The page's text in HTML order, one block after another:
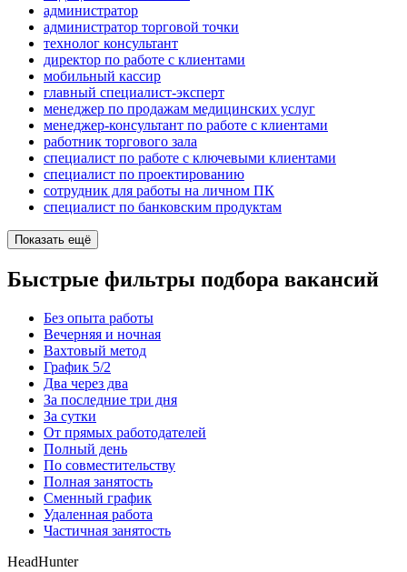
администратор
администратор торговой точки
технолог консультант
директор по работе с клиентами
мобильный кассир
главный специалист-эксперт
менеджер по продажам медицинских услуг
менеджер-консультант по работе с клиентами
работник торгового зала
специалист по работе с ключевыми клиентами
специалист по проектированию
сотрудник для работы на личном ПК
специалист по банковским продуктам
Показать ещё
Быстрые фильтры подбора вакансий
Без опыта работы
Вечерняя и ночная
Вахтовый метод
График 5/2
Два через два
За последние три дня
За сутки
От прямых работодателей
Полный день
По совместительству
Полная занятость
Сменный график
Удаленная работа
Частичная занятость
HeadHunter